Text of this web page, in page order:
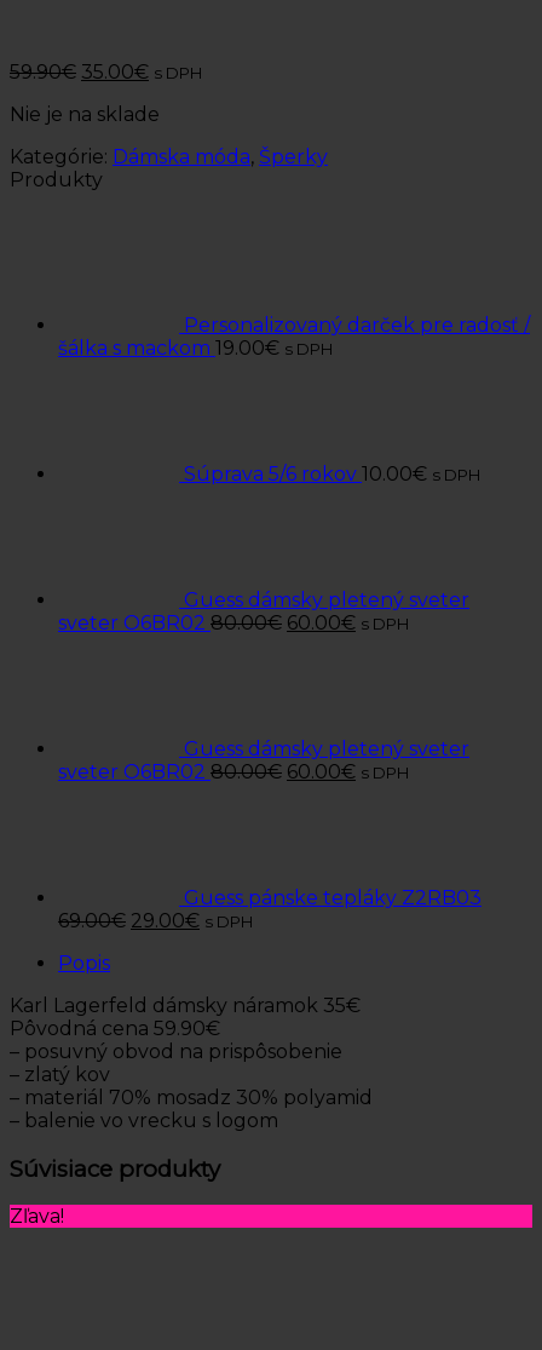
59.90€ 35.00€ s DPH
Nie je na sklade
Kategórie: Dámska móda, Šperky
Produkty
Personalizovaný darček pre radosť /
šálka s mackom 19.00€ s DPH
Súprava 5/6 rokov 10.00€ s DPH
Guess dámsky pletený sveter
sveter O6BR02 80.00€ 60.00€ s DPH
Guess dámsky pletený sveter
sveter O6BR02 80.00€ 60.00€ s DPH
Guess pánske tepláky Z2RB03
69.00€ 29.00€ s DPH
Popis
Karl Lagerfeld dámsky náramok 35€
Pôvodná cena 59.90€
– posuvný obvod na prispôsobenie
– zlatý kov
– materiál 70% mosadz 30% polyamid
– balenie vo vrecku s logom
Súvisiace produkty
Zľava!